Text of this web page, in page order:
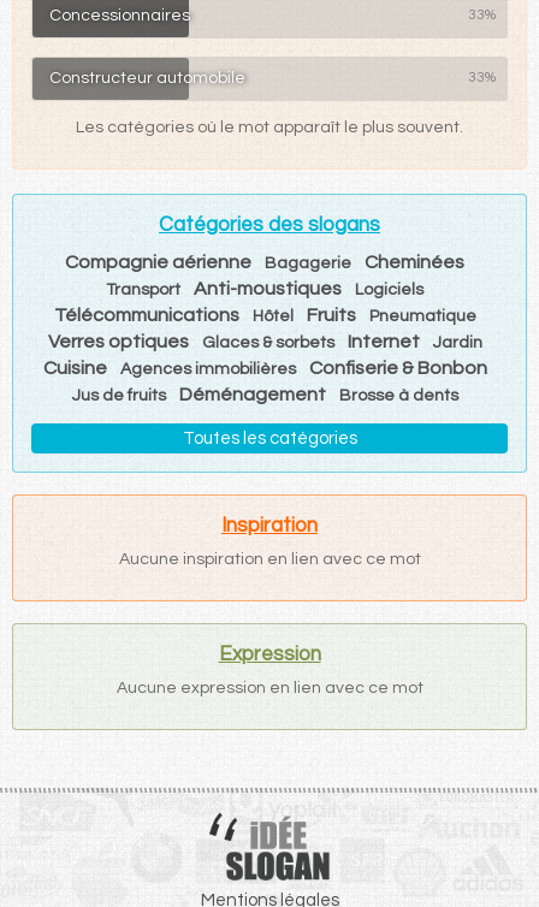
Concessionnaires 33%
Constructeur automobile 33%
Les catégories où le mot apparaît le plus souvent.
Catégories des slogans
Compagnie aérienne Bagagerie Cheminées
Transport Anti-moustiques Logiciels
Télécommunications Hôtel Fruits Pneumatique
Verres optiques Glaces & sorbets Internet Jardin
Cuisine Agences immobilières Confiserie & Bonbon
Jus de fruits Déménagement Brosse à dents
Toutes les catégories
Inspiration
Aucune inspiration en lien avec ce mot
Expression
Aucune expression en lien avec ce mot
Mentions légales